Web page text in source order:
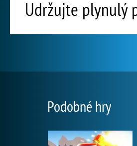
Udržujte plynulý
Podobné hry